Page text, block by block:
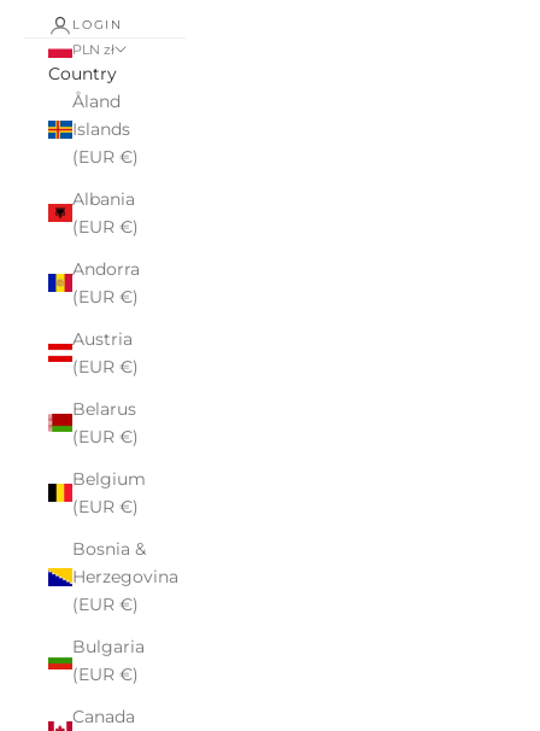
LOGIN
PLN zł
Country
Åland
Islands
(EUR €)
Albania
(EUR €)
Andorra
(EUR €)
Austria
(EUR €)
Belarus
(EUR €)
Belgium
(EUR €)
Bosnia &
Herzegovina
(EUR €)
Bulgaria
(EUR €)
Canada